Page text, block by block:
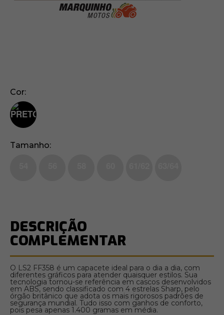
Cor
Tamanho
DESCRIÇÃO
COMPLEMENTAR
O LS2 FF358 é um capacete ideal para o dia a dia, com
diferentes gráficos para atender quaisquer estilos. Sua
tecnologia tornou-se referência em cascos desenvolvidos
em ABS, sendo classificado com 4 estrelas Sharp, pelo
órgão britânico que adota os mais rigorosos padrões de
segurança mundial. Tudo isso com ganhos de conforto,
pois pesa apenas 1.400 gramas em média.